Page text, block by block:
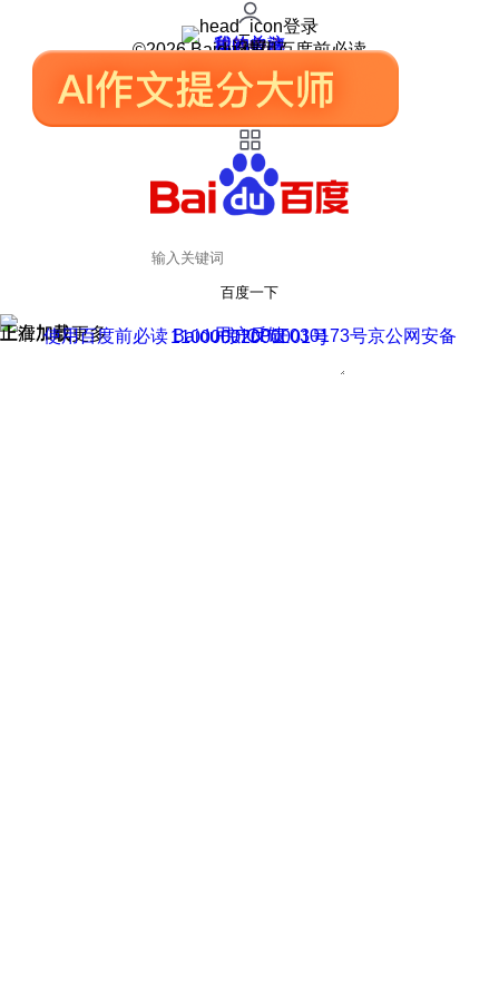
登录
我的关注
我的收藏
皮肤中心
用户反馈
设置
©2026 Baidu 使用百度前必读
百度一下
正在加载
上滑加载更多 用户反馈
使用百度前必读 Baidu 京ICP证030173号
京公网安备11000002000001号